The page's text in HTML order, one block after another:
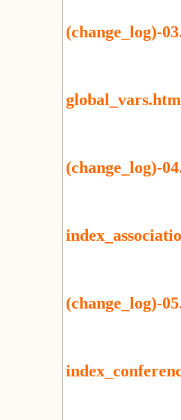
(change_log)-
global_vars.htm
(change_log)-
(change_log)-